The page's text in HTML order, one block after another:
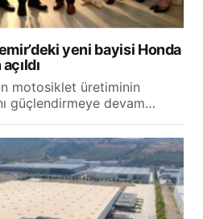
yeni bayisi Honda
motosiklet üretiminin
güçlendirmeye devam…